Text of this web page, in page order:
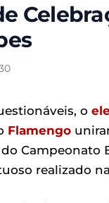
o
Flamengo
Campeonato
realizado